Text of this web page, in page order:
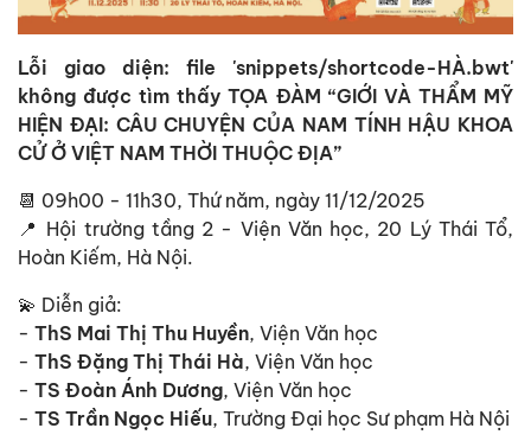
Lỗi giao diện: file 'snippets/shortcode-HÀ.bwt'
không được tìm thấy TỌA ĐÀM “GIỚI VÀ THẨM MỸ
HIỆN ĐẠI: CÂU CHUYỆN CỦA NAM TÍNH HẬU KHOA
CỬ Ở VIỆT NAM THỜI THUỘC ĐỊA”
📆 09h00 - 11h30, Thứ năm, ngày 11/12/2025
📍 Hội trường tầng 2 - Viện Văn học, 20 Lý Thái Tổ,
Hoàn Kiếm, Hà Nội.
💫 Diễn giả:
- ThS Mai Thị Thu Huyền, Viện Văn học
- ThS Đặng Thị Thái Hà, Viện Văn học
- TS Đoàn Ánh Dương, Viện Văn học
- TS Trần Ngọc Hiếu, Trường Đại học Sư phạm Hà Nội